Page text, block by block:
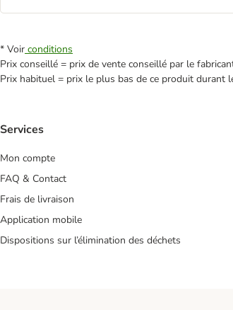
* Voir conditions
Prix conseillé = prix de vente conseillé par le
Prix habituel = prix le plus bas de ce produit durant
Services
Mon compte
FAQ & Contact
Frais de livraison
Application mobile
Dispositions sur l’élimination des déchets